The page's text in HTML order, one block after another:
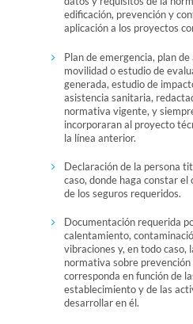
edificación, prevención y
aplicación a los proyectos
Plan de emergencia, plan
movilidad o estudio de
generada, estudio de
asistencia sanitaria,
normativa vigente, y
incorporaran al proyecto
la línea anterior.
Declaración de la persona
caso, donde haga constar
de los seguros requeridos.
Documentación requerida
calentamiento,
vibraciones y, en todo caso,
normativa sobre
corresponda en función de
establecimiento y de las
desarrollar en él.